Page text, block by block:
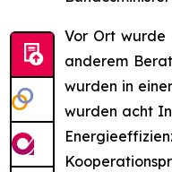
Vor Ort wurde
anderem
wurden in
wurden acht